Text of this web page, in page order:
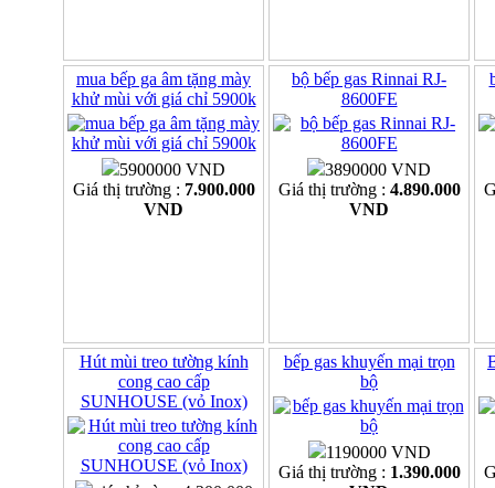
mua bếp ga âm tặng mày
khử mùi với giá chỉ 5900k
5900000 VND
Giá thị trường : 7.900.000
VND
bộ bếp gas Rinnai RJ-
8600FE
3890000 VND
Giá thị trường : 4.890.000
VND
Hút mùi treo tường kính
cong cao cấp
SUNHOUSE (vỏ Inox)
bếp gas khuyến mại trọn
bộ
1190000 VND
Giá thị trường : 1.390.000